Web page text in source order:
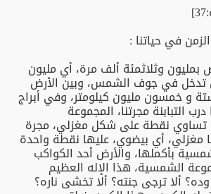
في حياتنا :
وثلاثمئة ألف مرة، أي مليون
تدخل في جوف الشمس، وبين الأرض
و خمسون مليون كيلومتر، وفي أبراج
التبابنة مجرتنا، المجموعة
تساوي نقطة على شكل مغزلي، مجرة
مغزلي، أي بيضوي، عليها نقطة واحدة
بأكملها، والأرض أحد الكواكب
الشمسية، هذا الإله العظيم
ألا ترجى جنته؟ ألا تخشى ناره؟